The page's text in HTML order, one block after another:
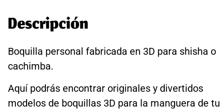
Descripción
Boquilla personal fabricada en 3D para shisha o
cachimba.
Aquí podrás encontrar originales y divertidos
modelos de boquillas 3D para la manguera de tu